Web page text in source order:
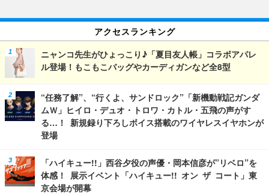
アクセスランキング
ニャンコ先生がひょっこり♪「夏目友人帳」コラボアパレ
ル登場！もこもこバッグやカーディガンなど全8型
“任務了解”、“行くよ、サンドロック”「新機動戦記ガンダ
ムＷ」ヒイロ・デュオ・トロワ・カトル・五飛の声がす
る…！ 新規録り下ろしボイス搭載のワイヤレスイヤホンが
登場
「ハイキュー!!」西谷夕役の声優・岡本信彦が”リベロ”を
体感！ 展示イベント「ハイキュー!! オン ザ コート」東
京会場が開幕